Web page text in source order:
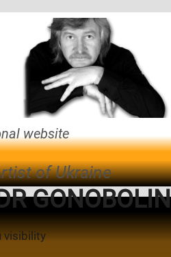
website
of Ukraine
GONOBOLIN
visibility